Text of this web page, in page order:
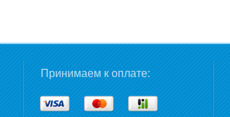
Принимаем к оплате: